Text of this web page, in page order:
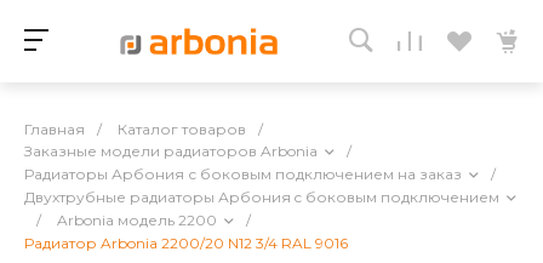
Главная / Каталог товаров
/
Заказные модели радиаторов Arbonia
/
Радиаторы Арбония с боковым подключением на заказ
/
Двухтрубные радиаторы Арбония c боковым подключением
/
Arbonia модель 2200
/
Радиатор Arbonia 2200/20 N12 3/4 RAL 9016